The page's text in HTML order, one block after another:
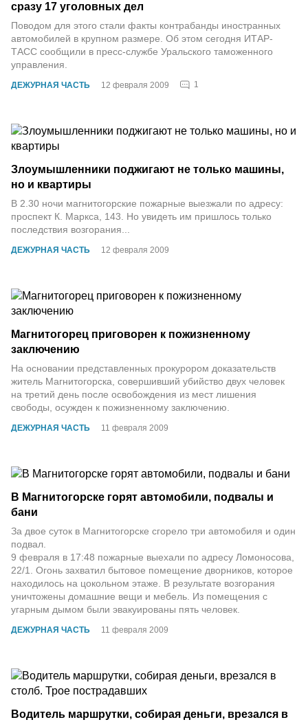
ДЕЖУРНАЯ ЧАСТЬ 12 февраля 2009 1
сразу 17 уголовных дел
Поводом для этого стали факты контрабанды иностранных
автомобилей в крупном размере. Об этом сегодня ИТАР-
ТАСС сообщили в пресс-службе Уральского таможенного
управления.
ДЕЖУРНАЯ ЧАСТЬ 12 февраля 2009
Злоумышленники поджигают не только машины,
но и квартиры
В 2.30 ночи магнитогорские пожарные выезжали по адресу:
проспект К. Маркса, 143. Но увидеть им пришлось только
последствия возгорания...
ДЕЖУРНАЯ ЧАСТЬ 11 февраля 2009
Магнитогорец приговорен к пожизненному
заключению
На основании представленных прокурором доказательств
житель Магнитогорска, совершивший убийство двух человек
на третий день после освобождения из мест лишения
свободы, осужден к пожизненному заключению.
ДЕЖУРНАЯ ЧАСТЬ 11 февраля 2009
В Магнитогорске горят автомобили, подвалы и
бани
За двое суток в Магнитогорске сгорело три автомобиля и один
подвал.
9 февраля в 17:48 пожарные выехали по адресу Ломоносова,
22/1. Огонь захватил бытовое помещение дворников, которое
находилось на цокольном этаже. В результате возгорания
уничтожены домашние вещи и мебель. Из помещения с
угарным дымом были эвакуированы пять человек.
Водитель маршрутки, собирая деньги, врезался в